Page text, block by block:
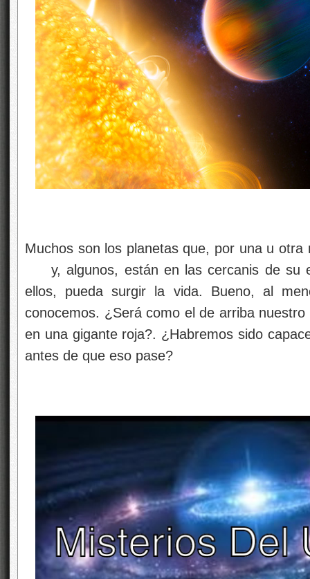
Muchos son los planetas que, por una u
y, algunos, están en las cercanis de su
ellos, pueda surgir la vida. Bueno, al
conocemos. ¿Será como el de arriba
en una gigante roja?. ¿Habremos sido
antes de que eso pase?